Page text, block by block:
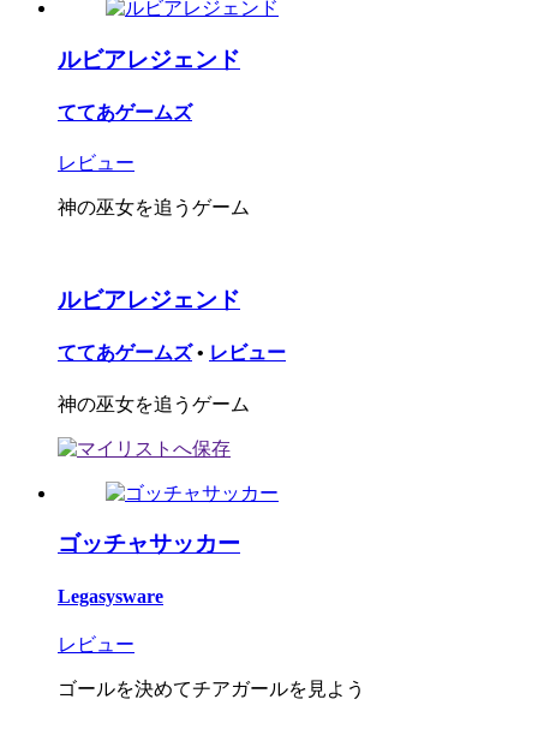
ルビアレジェンド
ててあゲームズ
レビュー
神の巫女を追うゲーム
ルビアレジェンド
ててあゲームズ • レビュー
神の巫女を追うゲーム
ゴッチャサッカー
Legasysware
レビュー
ゴールを決めてチアガールを見よう